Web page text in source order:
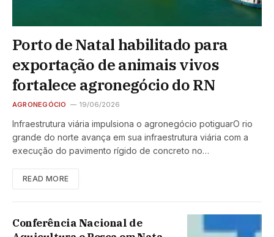
Porto de Natal habilitado para
exportação de animais vivos
fortalece agronegócio do RN
AGRONEGÓCIO 19/06/2026
Infraestrutura viária impulsiona o agronegócio potiguarO rio
grande do norte avança em sua infraestrutura viária com a
execução do pavimento rígido de concreto no…
READ MORE
Conferência Nacional de